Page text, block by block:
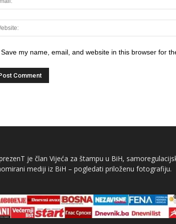
Save my name, email, and website in this browser for
je član Vijeća za štampu u BiH,
mediji iz BiH – pogledati priloženu fotografiju.